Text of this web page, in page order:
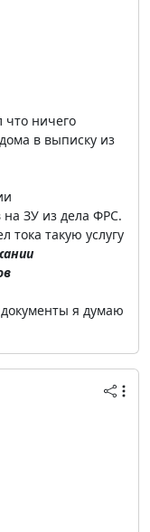
что ничего
в выписку из
ЗУ из дела ФРС.
тока такую услугу
я думаю